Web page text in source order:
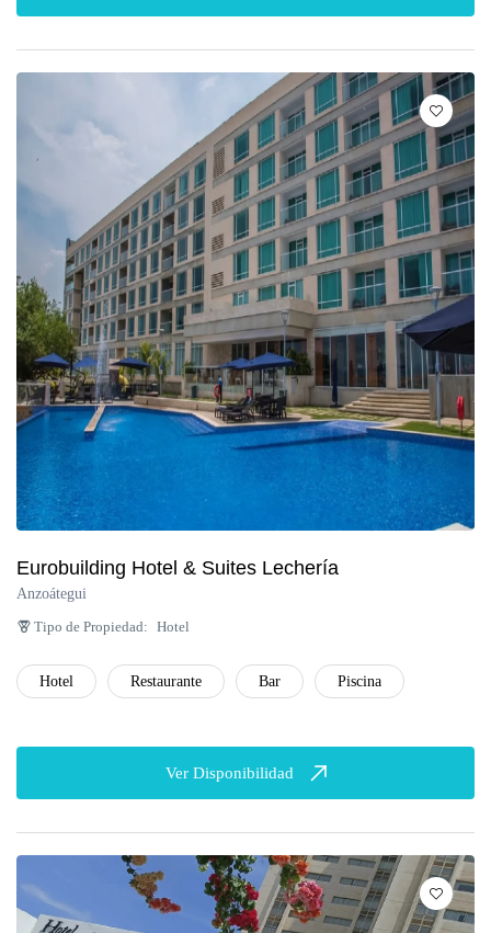
Eurobuilding Hotel & Suites Lechería
Anzoátegui
Tipo de Propiedad: Hotel
Hotel Restaurante Bar Piscina
Ver Disponibilidad